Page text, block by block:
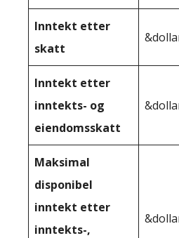
Inntekt etter
skatt
Inntekt etter
inntekts- og
eiendomsskatt
Maksimal
disponibel
inntekt etter
inntekts-,